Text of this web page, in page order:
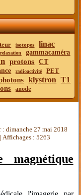
isotopes linac
relaxation gammacaméra
protons CT
radioactivité PET
klystron T1
anode
: dimanche 27 mai 2018
| Affichages : 5263
magnétique